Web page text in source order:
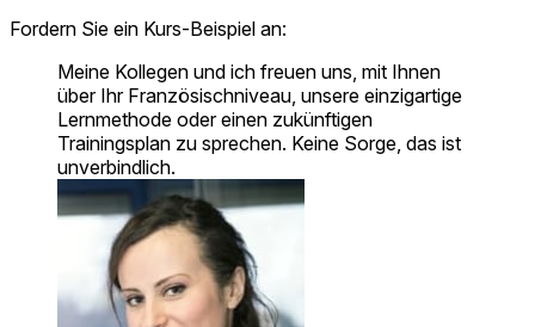
Fordern Sie ein Kurs-Beispiel an:
Meine Kollegen und ich freuen uns, mit Ihnen
über Ihr Französischniveau, unsere einzigartige
Lernmethode oder einen zukünftigen
Trainingsplan zu sprechen. Keine Sorge, das ist
unverbindlich.